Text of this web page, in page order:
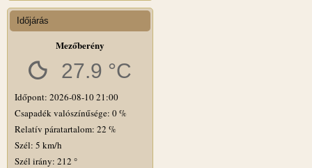
Időjárás
Mezőberény
27.9 °C
Időpont: 2026-08-10 21:00
Csapadék valószínűsége: 0 %
Relatív páratartalom: 22 %
Szél: 5 km/h
Szél irány: 212 °